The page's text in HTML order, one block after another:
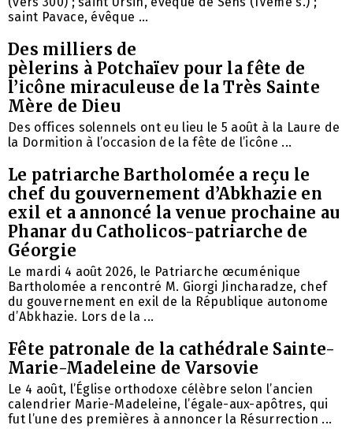
saint Pavace, évêque ...
Des milliers de
pèlerins à Potchaïev pour la fête de
l’icône miraculeuse de la Très Sainte
Mère de Dieu
Des offices solennels ont eu lieu le 5 août à la Laure de
la Dormition à l’occasion de la fête de l’icône ...
Le patriarche Bartholomée a reçu le
chef du gouvernement d’Abkhazie en
exil et a annoncé la venue prochaine au
Phanar du Catholicos-patriarche de
Géorgie
Le mardi 4 août 2026, le Patriarche œcuménique
Bartholomée a rencontré M. Giorgi Jincharadze, chef
du gouvernement en exil de la République autonome
d’Abkhazie. Lors de la ...
Fête patronale de la cathédrale Sainte-
Marie-Madeleine de Varsovie
Le 4 août, l’Église orthodoxe célèbre selon l’ancien
calendrier Marie-Madeleine, l’égale-aux-apôtres, qui
fut l’une des premières à annoncer la Résurrection ...